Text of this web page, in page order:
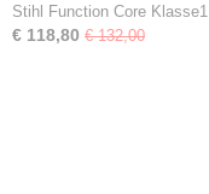
Stihl Function Core Klasse1
€ 118,80 € 132,00